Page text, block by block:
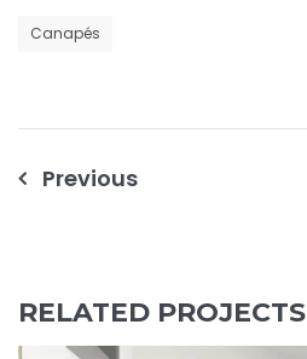
Canapés
Navigation
Previous
RELATED PROJECTS